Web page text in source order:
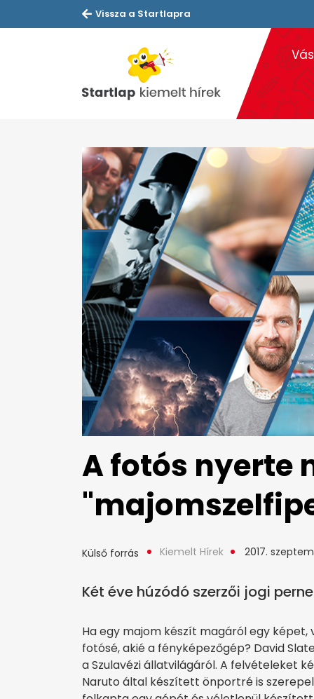
Vissza a Startlapra
A fotós nyerte
Külső forrás Kiemelt Hírek 2017.
Két éve húzódó szerzői jogi
Ha egy majom készít magáról egy képet,
fotósé, akié a fényképezőgép? David
a Szulavézi állatvilágáról. A felvételeket
Naruto által készített önportré is